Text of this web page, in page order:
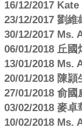
16/12/2017
23/12/2017 劉
30/12/2017 Ms.
06/01/2018 丘
13/01/2018 Ms.
20/01/2018 陳
27/01/2018 俞
03/02/2018 麥
10/02/2018 Ms.